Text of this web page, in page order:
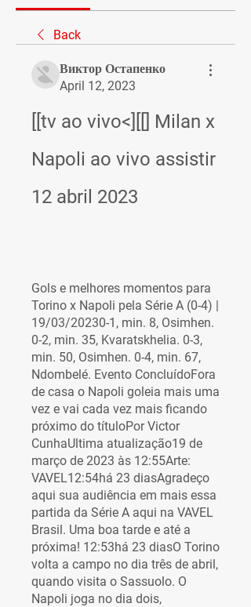
Back
Виктор Остапенко
April 12, 2023
[[tv ao vivo<][[] Milan x
Napoli ao vivo assistir
12 abril 2023
Gols e melhores momentos para
Torino x Napoli pela Série A (0-4) |
19/03/20230-1, min. 8, Osimhen.
0-2, min. 35, Kvaratskhelia. 0-3,
min. 50, Osimhen. 0-4, min. 67,
Ndombelé. Evento ConcluídoFora
de casa o Napoli goleia mais uma
vez e vai cada vez mais ficando
próximo do títuloPor Victor
CunhaUltima atualização19 de
março de 2023 às 12:55Arte:
VAVEL12:54há 23 diasAgradeço
aqui sua audiência em mais essa
partida da Série A aqui na VAVEL
Brasil. Uma boa tarde e até a
próxima! 12:53há 23 diasO Torino
volta a campo no dia três de abril,
quando visita o Sassuolo. O
Napoli joga no dia dois,